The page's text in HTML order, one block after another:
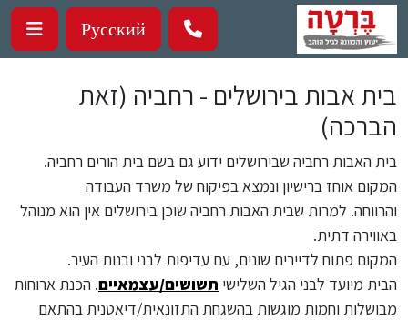
דילוג לתוכן העיקרי
Русский
בית אבות בירושלים - רחביה (זאת
הברכה)
בית האבות רחביה שבירושלים ידוע גם בשם בית הורים רחביה.
המקום אוחז ברישיון ונמצא בפיקוח של משרד העבודה
והרווחה. למרות שבית האבות רחביה שוכן בירושלים אין הוא מנוהל
באווירה דתית.
המקום פתוח לדיירים שונים, עם עדיפות לבני ובנות העיר.
הבית מיועד לבני הגיל השלישי תשושים/עצמאיים. הכנת ארוחות
מבושלות וחמות מוגשות בהשגחת התזונאית/דיאטנית בהתאם